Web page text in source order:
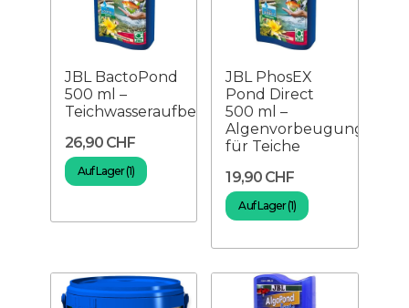
JBL BactoPond
500 ml –
Teichwasseraufbereitung
26,90 CHF
Auf Lager (1)
JBL PhosEX
Pond Direct
500 ml –
Algenvorbeugung
für Teiche
19,90 CHF
Auf Lager (1)